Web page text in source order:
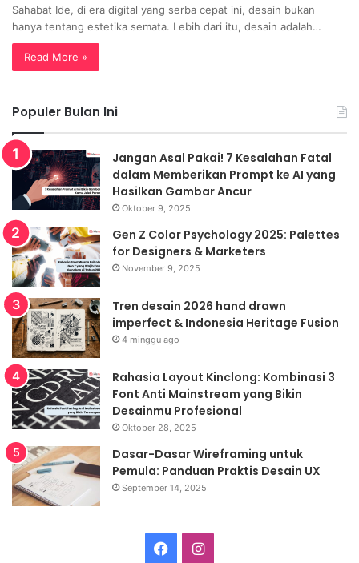
Sahabat Ide, di era digital yang serba cepat ini, desain bukan
hanya tentang estetika semata. Lebih dari itu, desain adalah…
Read More »
Populer Bulan Ini
Jangan Asal Pakai! 7 Kesalahan Fatal
dalam Memberikan Prompt ke AI yang
Hasilkan Gambar Ancur
Oktober 9, 2025
Gen Z Color Psychology 2025: Palettes
for Designers & Marketers
November 9, 2025
Tren desain 2026 hand drawn
imperfect & Indonesia Heritage Fusion
4 minggu ago
Rahasia Layout Kinclong: Kombinasi 3
Font Anti Mainstream yang Bikin
Desainmu Profesional
Oktober 28, 2025
Dasar-Dasar Wireframing untuk
Pemula: Panduan Praktis Desain UX
September 14, 2025
FacebookInstagram